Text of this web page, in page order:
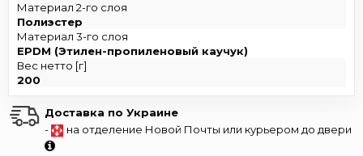
Материал 2-го слоя
Полиэстер
Материал 3-го слоя
EPDM (Этилен-пропиленовый каучук)
Вес нетто [г]
200
Доставка по Украине
-
на отделение Новой Почты или курьером до двери